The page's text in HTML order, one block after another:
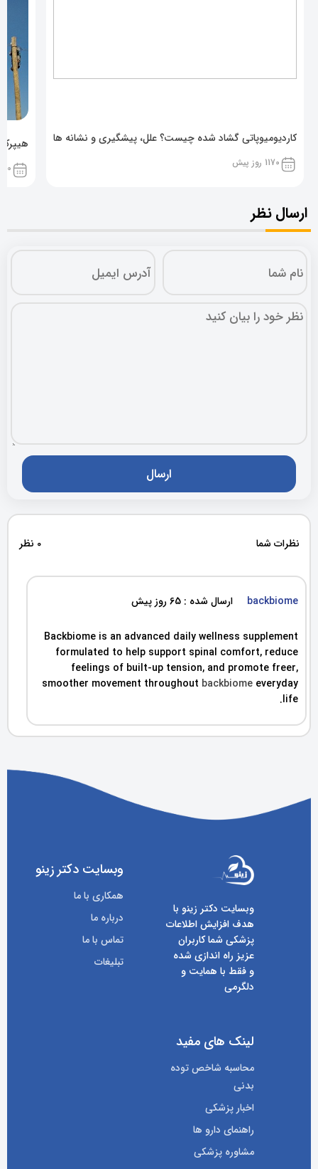
کاردیومیوپاتی گشاد شده چیست؟ علل، پیشگیری و نشانه ها
1170 روز پیش 1170
ارسال نظر
نظرات شما 0 نظر
backbiome ارسال شده : 65 روز پیش
Backbiome is an advanced daily wellness supplement
formulated to help support spinal comfort, reduce
feelings of built-up tension, and promote freer,
smoother movement throughout backbiome everyday
life.
وبسایت دکتر زینو با
هدف افزایش اطلاعات
پزشکی شما کاربران
عزیز راه اندازی شده
و فقط با همایت و
دلگرمی
وبسایت دکتر زینو
همکاری با ما
درباره ما
تماس با ما
تبلیغات
لینک های مفید
محاسبه شاخص توده
بدنی
اخبار پزشکی
راهنمای دارو ها
مشاوره پزشکی